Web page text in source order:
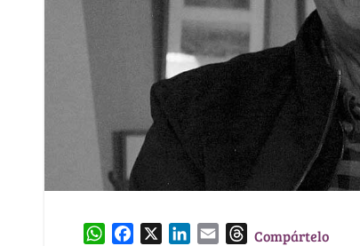
W
TCompártelo